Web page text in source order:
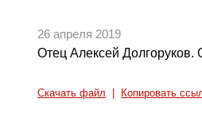
26 апреля 2019
Отец Алексей Долгоруков.
Скачать файл Копировать